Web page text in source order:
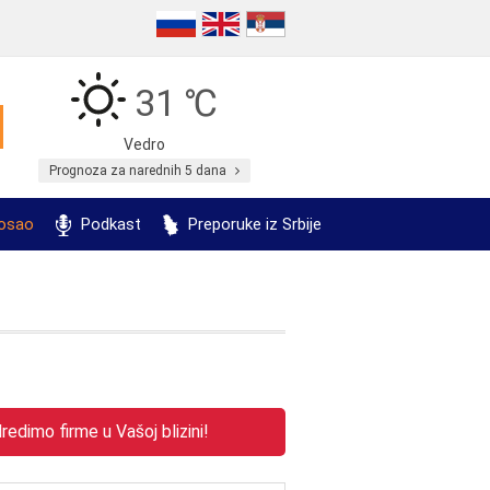
31 ℃
Vedro
Prognoza za narednih 5 dana
Podkast Preporuke iz Srbije
firme u Vašoj blizini!